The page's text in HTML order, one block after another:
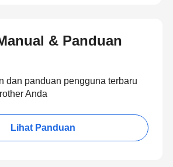
& Panduan
dan panduan pengguna terbaru
Anda
Lihat Panduan